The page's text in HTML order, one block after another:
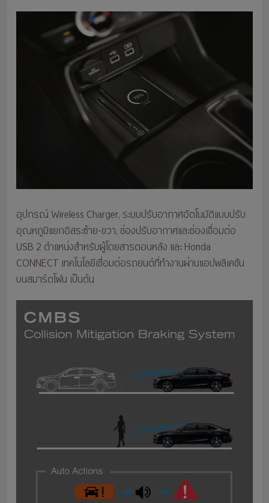
อุปกรณ์ Wireless Charger, ระบบปรับอากาศอัตโนมัติแบบปรับ
อุณหภูมิแยกอิสระซ้าย-ขวา, ช่องปรับอากาศและช่องเชื่อมต่อ
USB 2 ตำแหน่งสำหรับผู้โดยสารตอนหลัง และ Honda
CONNECT เทคโนโลยีเชื่อมต่อรถยนต์ที่ทำงานผ่านแอปพลิเคชัน
บนสมาร์ตโฟน เป็นต้น